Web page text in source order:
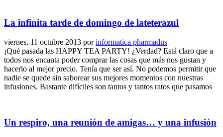
La infinita tarde de domingo de lateterazul
viernes, 11 octubre 2013 porinformatica pharmadus
¡Qué pasada las HAPPY TEA PARTY! ¿Verdad? Está claro que a
todos nos encanta poder comprar las cosas que más nos gustan y
hacerlo al mejor precio. Tenía que ser así. No podemos permitir que
nadie se quede sin saborear sus mejores momentos con nuestras
infusiones. Bastante difíciles son tantos y tantos ratos que pasamos
Un respiro, una reunión de amigas… y una infusión